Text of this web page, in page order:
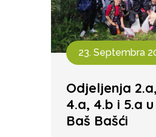
23. Septembra
Odjeljenja
4.a, 4.b i 5.a
Baš Bašći